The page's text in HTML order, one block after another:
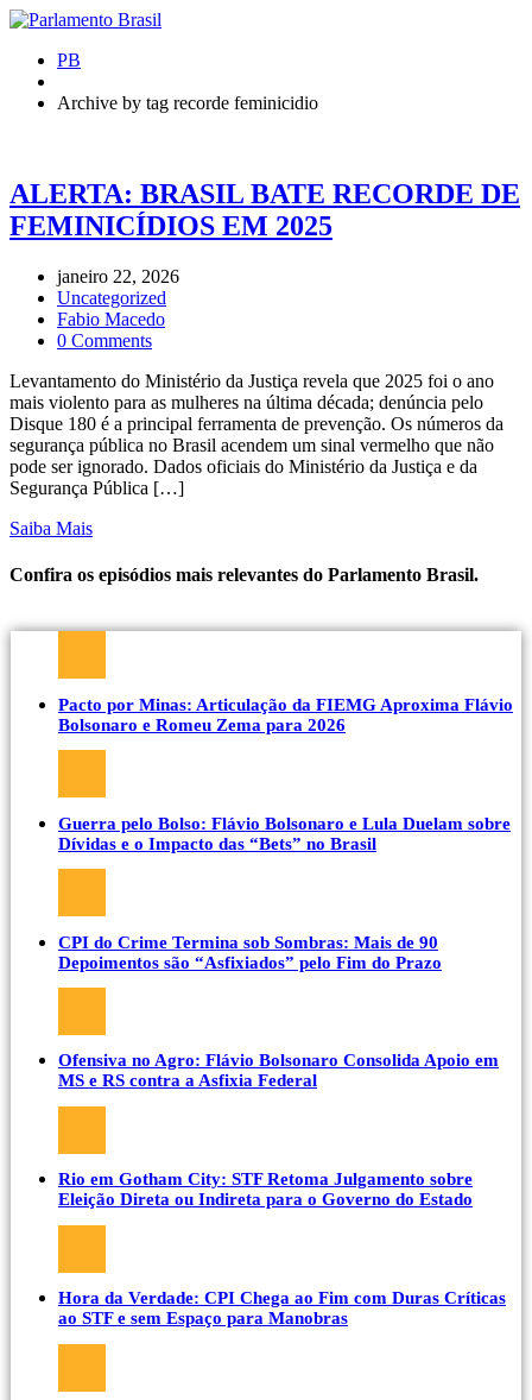
PB
Archive by tag recorde feminicidio
ALERTA: BRASIL BATE RECORDE DE
FEMINICÍDIOS EM 2025
janeiro 22, 2026
Uncategorized
Fabio Macedo
0 Comments
Levantamento do Ministério da Justiça revela que 2025 foi o ano
mais violento para as mulheres na última década; denúncia pelo
Disque 180 é a principal ferramenta de prevenção. Os números da
segurança pública no Brasil acendem um sinal vermelho que não
pode ser ignorado. Dados oficiais do Ministério da Justiça e da
Segurança Pública […]
Saiba Mais
Confira os episódios mais relevantes do Parlamento Brasil.
Pacto por Minas: Articulação da FIEMG Aproxima Flávio
Bolsonaro e Romeu Zema para 2026
Guerra pelo Bolso: Flávio Bolsonaro e Lula Duelam sobre
Dívidas e o Impacto das “Bets” no Brasil
CPI do Crime Termina sob Sombras: Mais de 90
Depoimentos são “Asfixiados” pelo Fim do Prazo
Ofensiva no Agro: Flávio Bolsonaro Consolida Apoio em
MS e RS contra a Asfixia Federal
Rio em Gotham City: STF Retoma Julgamento sobre
Eleição Direta ou Indireta para o Governo do Estado
Hora da Verdade: CPI Chega ao Fim com Duras Críticas
ao STF e sem Espaço para Manobras